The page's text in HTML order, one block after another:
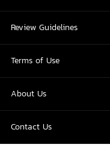
Review Guidelines
Terms of Use
About Us
Contact Us